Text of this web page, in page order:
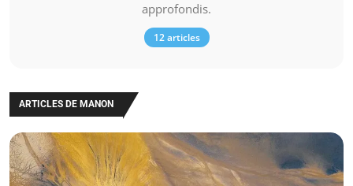
approfondis.
12 articles
ARTICLES DE MANON